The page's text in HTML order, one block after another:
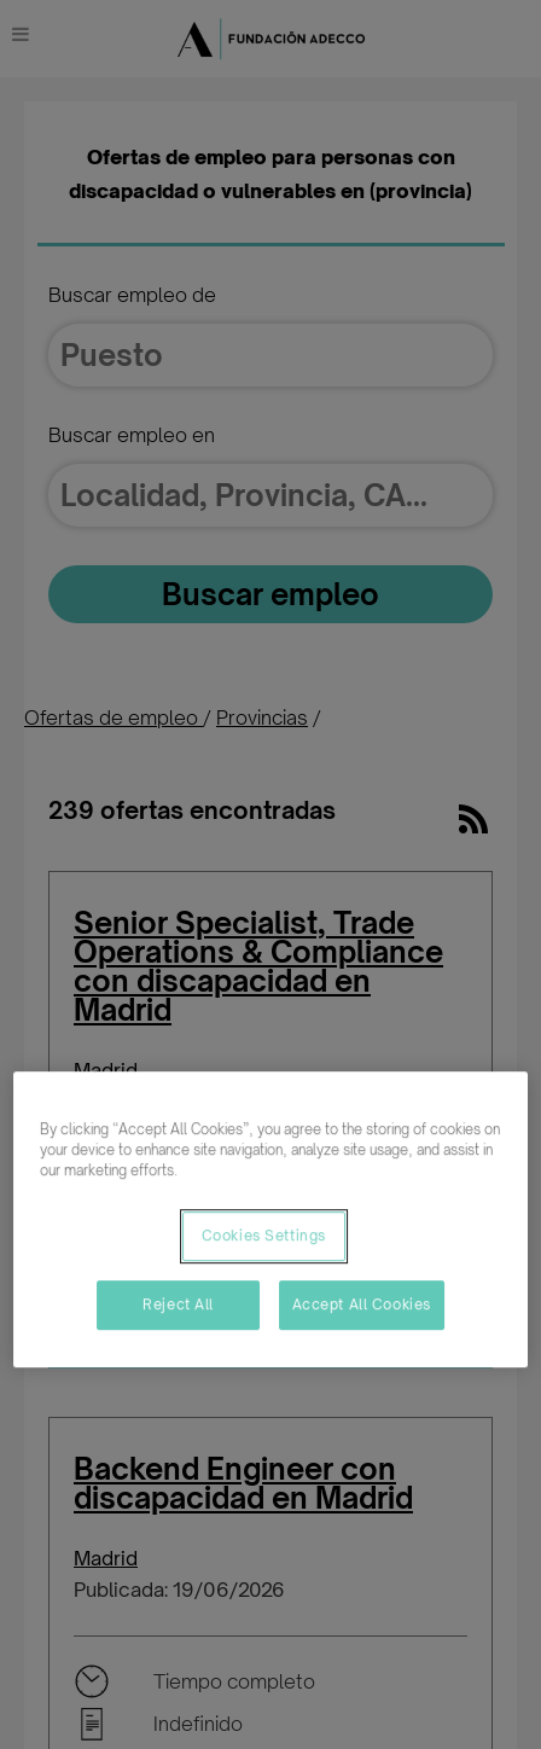
Buscar empleo de
Buscar empleo en
Buscar empleo
Ofertas de empleo para personas con
discapacidad o vulnerables en (provincia)
Ofertas de empleo / Provincias /
239 ofertas encontradas
Senior Specialist, Trade
Operations & Compliance
con discapacidad en
Madrid
Madrid
Indefinido
Salario según experiencia
Backend Engineer con
discapacidad en Madrid
Madrid
Publicada: 19/06/2026
Tiempo completo
Indefinido
By clicking “Accept All Cookies”, you agree to the storing of cookies on
your device to enhance site navigation, analyze site usage, and assist in
our marketing efforts.
Cookies Settings
Reject All Accept All Cookies